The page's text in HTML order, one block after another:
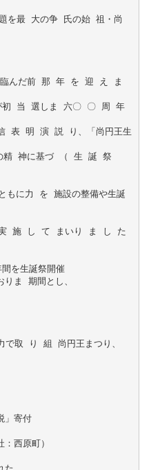
最 大の争 氏の始 祖・尚
んだ前 那 年 を 迎 え ま
当 選しま 六〇 〇 周 年
表 明 演 説 り、「尚円王生
精 神に基づ （ 生 誕 祭
もに力 を 施設の整備や生誕
実 施 し て まいり ま し た
を生誕祭開催
りま 期間とし、
取 り 組 尚円王まつり、
」寄付
西原町）
。